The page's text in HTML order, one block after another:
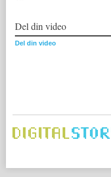
Del din video
Del din video